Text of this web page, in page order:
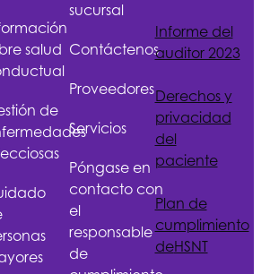
salud
de
sucursal
Contáctenos
Proveedores
Servicios
Póngase en
contacto con
el
responsable
de
Informe del
auditor 2023
Derechos y
privacidad
del
paciente
Plan de
cumplimiento
deHSNT